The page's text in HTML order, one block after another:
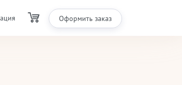
Оформить заказ